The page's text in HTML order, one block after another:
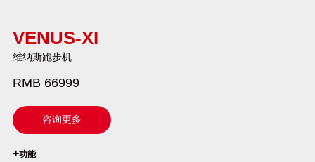
VENUS-XI
维纳斯跑步机
RMB 66999
咨询更多
`
+功能